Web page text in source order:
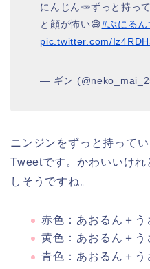
にんじん🥕ずっと持っ
と顔が怖い😅#ぷにるん
pic.twitter.com/
— ギン
ニンジンをずっと持って
Tweetです。かわいいけ
しそうですね。
赤色：あおるん＋う
黄色：あおるん＋う
青色：あおるん＋う